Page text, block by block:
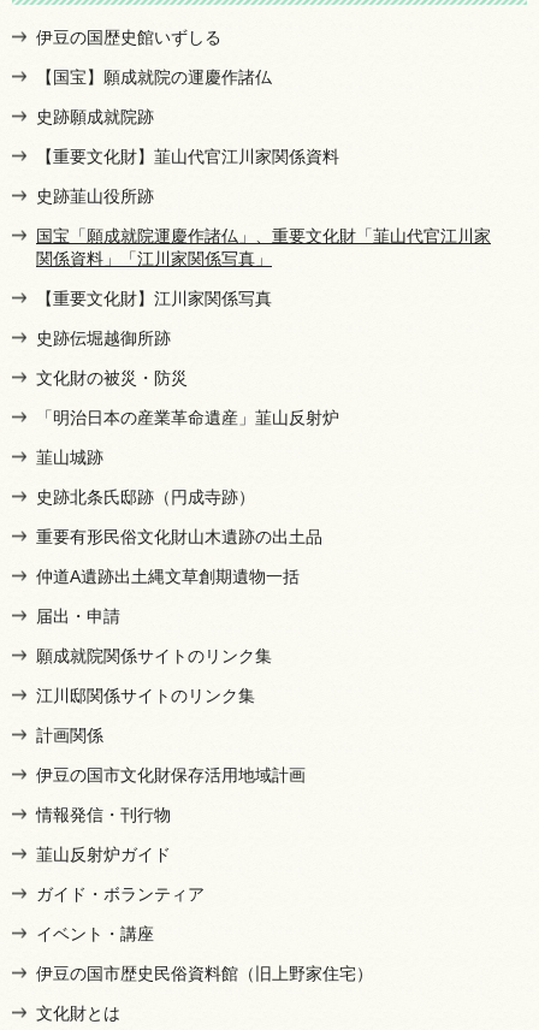
伊豆の国歴史館いずしる
【国宝】願成就院の運慶作諸仏
史跡願成就院跡
【重要文化財】韮山代官江川家関係資料
史跡韮山役所跡
国宝「願成就院運慶作諸仏」、重要文化財「韮山代官江川家
関係資料」「江川家関係写真」
【重要文化財】江川家関係写真
史跡伝堀越御所跡
文化財の被災・防災
「明治日本の産業革命遺産」韮山反射炉
韮山城跡
史跡北条氏邸跡（円成寺跡）
重要有形民俗文化財山木遺跡の出土品
仲道A遺跡出土縄文草創期遺物一括
届出・申請
願成就院関係サイトのリンク集
江川邸関係サイトのリンク集
計画関係
伊豆の国市文化財保存活用地域計画
情報発信・刊行物
韮山反射炉ガイド
ガイド・ボランティア
イベント・講座
伊豆の国市歴史民俗資料館（旧上野家住宅）
文化財とは